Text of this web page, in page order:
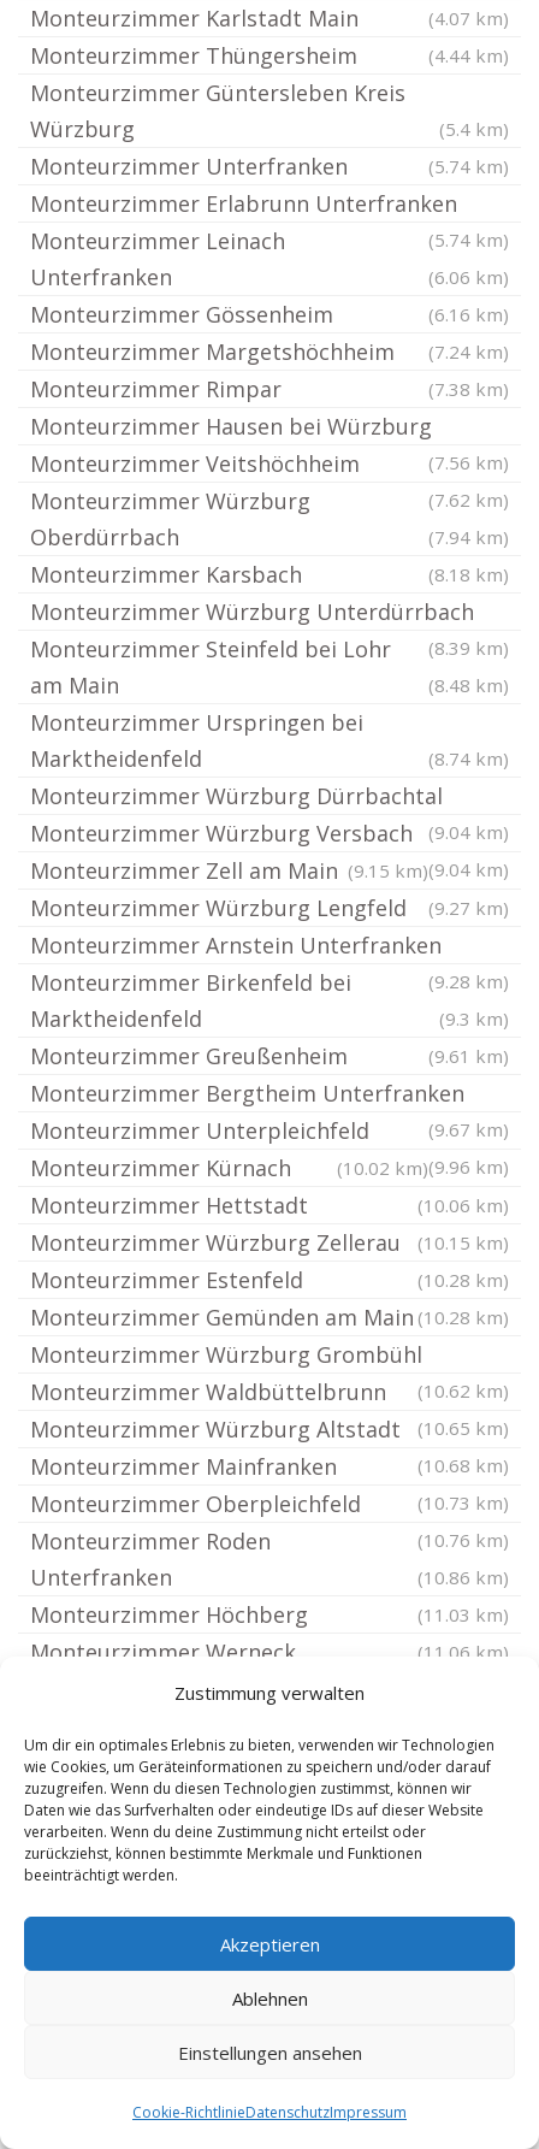
Zustimmung verwalten
Um dir ein optimales Erlebnis zu bieten, verwenden wir Technologien
wie Cookies, um Geräteinformationen zu speichern und/oder darauf
zuzugreifen. Wenn du diesen Technologien zustimmst, können wir
Daten wie das Surfverhalten oder eindeutige IDs auf dieser Website
verarbeiten. Wenn du deine Zustimmung nicht erteilst oder
zurückziehst, können bestimmte Merkmale und Funktionen
beeinträchtigt werden.
Akzeptieren
Ablehnen
Einstellungen ansehen
Cookie-RichtlinieDatenschutzImpressum
Monteurzimmer Karlstadt Main (4.07 km)
Monteurzimmer Thüngersheim (4.44 km)
Monteurzimmer Güntersleben Kreis
Würzburg
(5.4 km)
Monteurzimmer Unterfranken (5.74 km)
Monteurzimmer Erlabrunn Unterfranken
(5.74 km)
Monteurzimmer Leinach
Unterfranken
(6.06 km)
Monteurzimmer Gössenheim (6.16 km)
Monteurzimmer Margetshöchheim (7.24 km)
Monteurzimmer Rimpar (7.38 km)
Monteurzimmer Hausen bei Würzburg
(7.56 km)
Monteurzimmer Veitshöchheim
(7.62 km)
Monteurzimmer Würzburg
Oberdürrbach
(7.94 km)
Monteurzimmer Karsbach (8.18 km)
Monteurzimmer Würzburg Unterdürrbach
(8.39 km)
Monteurzimmer Steinfeld bei Lohr
am Main
(8.48 km)
Monteurzimmer Urspringen bei
Marktheidenfeld
(8.74 km)
Monteurzimmer Würzburg Dürrbachtal
(9.04 km)
Monteurzimmer Würzburg Versbach
(9.04 km)
Monteurzimmer Zell am Main (9.15 km)
Monteurzimmer Würzburg Lengfeld (9.27 km)
Monteurzimmer Arnstein Unterfranken
(9.28 km)
Monteurzimmer Birkenfeld bei
Marktheidenfeld
(9.3 km)
Monteurzimmer Greußenheim (9.61 km)
Monteurzimmer Bergtheim Unterfranken
(9.67 km)
Monteurzimmer Unterpleichfeld
(9.96 km)
Monteurzimmer Kürnach (10.02 km)
Monteurzimmer Hettstadt (10.06 km)
Monteurzimmer Würzburg Zellerau (10.15 km)
Monteurzimmer Estenfeld (10.28 km)
Monteurzimmer Gemünden am Main (10.28 km)
Monteurzimmer Würzburg Grombühl
(10.62 km)
Monteurzimmer Waldbüttelbrunn
(10.65 km)
Monteurzimmer Würzburg Altstadt
(10.68 km)
Monteurzimmer Mainfranken
(10.73 km)
Monteurzimmer Oberpleichfeld
(10.76 km)
Monteurzimmer Roden
Unterfranken
(10.86 km)
Monteurzimmer Höchberg (11.03 km)
Monteurzimmer Werneck (11.06 km)
Monteurzimmer Karbach Unterfranken
Monteurzimmer Neuendorf Main (11.23 km)
Monteurzimmer Würzburg Steinbachtal
(11.27 km)
Monteurzimmer Fuchsstadt
Unterfranken
Monteurzimmer Würzburg Sanderau(11.46 km)
Monteurzimmer Uettingen
Monteurzimmer Würzburg Frauenland